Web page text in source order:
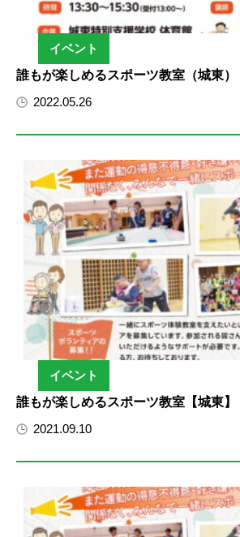
イベント
誰もが楽しめるスポーツ教室（城東）
2022.05.26
イベント
誰もが楽しめるスポーツ教室【城東】
2021.09.10